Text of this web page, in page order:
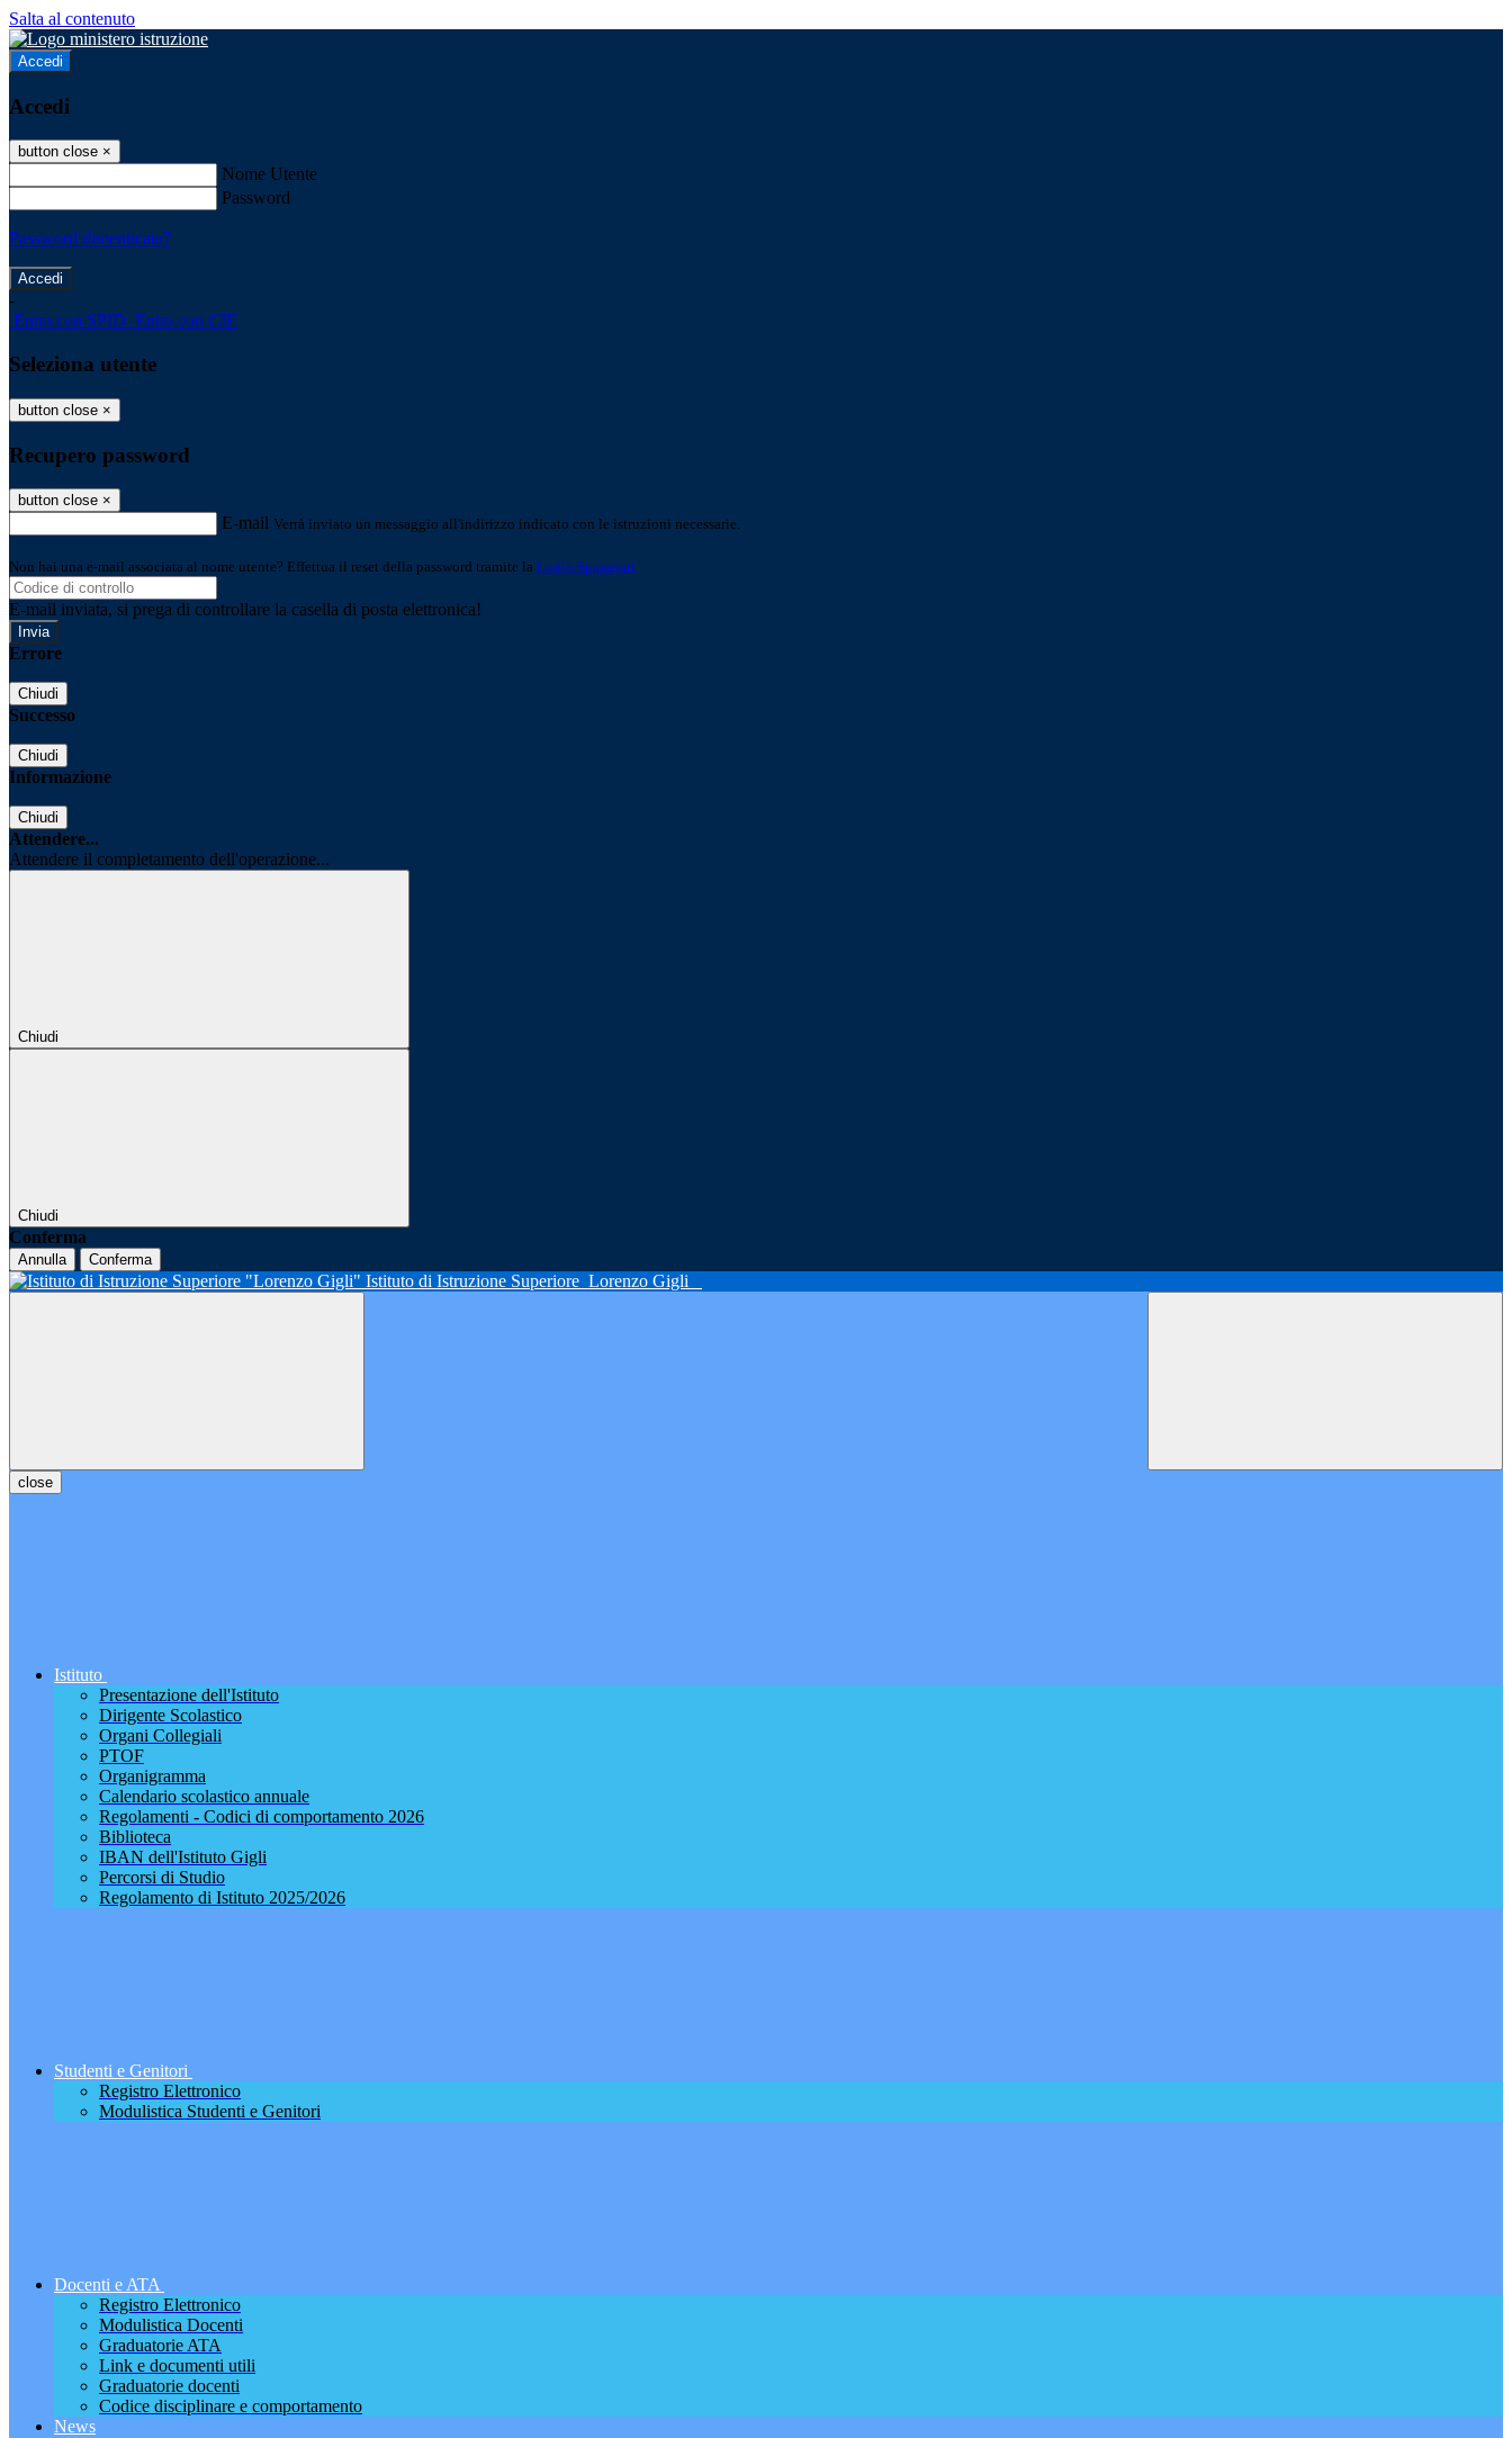
Salta al contenuto
Accedi
Accedi
button close ×
Nome Utente
Password
Password dimenticata?
-
Entra con SPID Entra con CIE
Seleziona utente
button close ×
Recupero password
button close ×
E-mail Verrà inviato un messaggio all'indirizzo indicato con le istruzioni necessarie.
Non hai una e-mail associata al nome utente? Effettua il reset della password tramite la Login Spaggiari
E-mail inviata, si prega di controllare la casella di posta elettronica!
Errore
Chiudi
Successo
Chiudi
Informazione
Chiudi
Attendere...
Attendere il completamento dell'operazione...
Chiudi
Chiudi
Conferma
Annulla Conferma
Istituto di Istruzione Superiore Lorenzo Gigli
close
Istituto
Presentazione dell'Istituto
Dirigente Scolastico
Organi Collegiali
PTOF
Organigramma
Calendario scolastico annuale
Regolamenti - Codici di comportamento 2026
Biblioteca
IBAN dell'Istituto Gigli
Percorsi di Studio
Regolamento di Istituto 2025/2026
Studenti e Genitori
Registro Elettronico
Modulistica Studenti e Genitori
Docenti e ATA
Registro Elettronico
Modulistica Docenti
Graduatorie ATA
Link e documenti utili
Graduatorie docenti
Codice disciplinare e comportamento
News